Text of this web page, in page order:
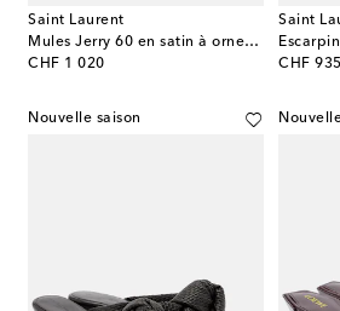
Saint Laurent
Mules Jerry 60 en satin à ornements
CHF 1 020
original price
Saint
CHF 935
original
Nouvelle saison